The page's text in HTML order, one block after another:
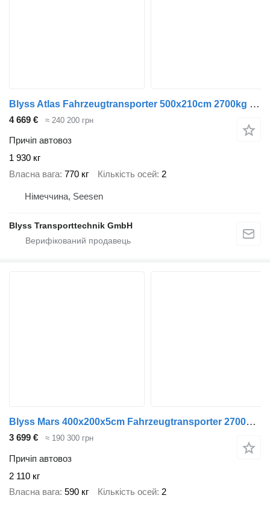
Blyss Atlas Fahrzeugtransporter 500x210cm 2700kg zGG
4 669 € ≈ 240 200 грн
Причіп автовоз
1 930 кг
Власна вага 770 кг Кількість осей 2
Німеччина, Seesen
Blyss Transporttechnik GmbH
Blyss Mars 400x200x5cm Fahrzeugtransporter 2700kg zGG
3 699 € ≈ 190 300 грн
Причіп автовоз
2 110 кг
Власна вага 590 кг Кількість осей 2